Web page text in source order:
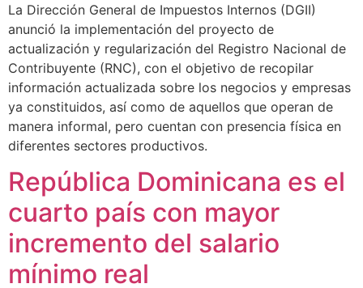
La Dirección General de Impuestos Internos (DGII)
anunció la implementación del proyecto de
actualización y regularización del Registro Nacional de
Contribuyente (RNC), con el objetivo de recopilar
información actualizada sobre los negocios y empresas
ya constituidos, así como de aquellos que operan de
manera informal, pero cuentan con presencia física en
diferentes sectores productivos.
República Dominicana es el
cuarto país con mayor
incremento del salario
mínimo real